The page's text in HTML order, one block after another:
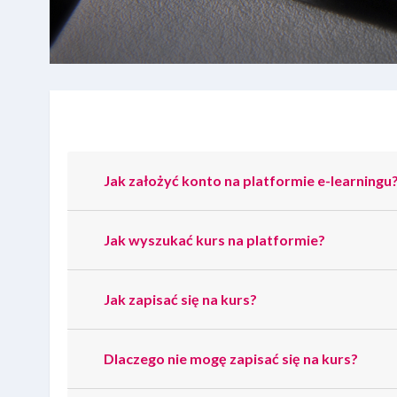
Jak założyć konto na platformie e-
Jak wyszukać kurs na platformie?
Jak zapisać się na kurs?
Dlaczego nie mogę zapisać się na kurs?